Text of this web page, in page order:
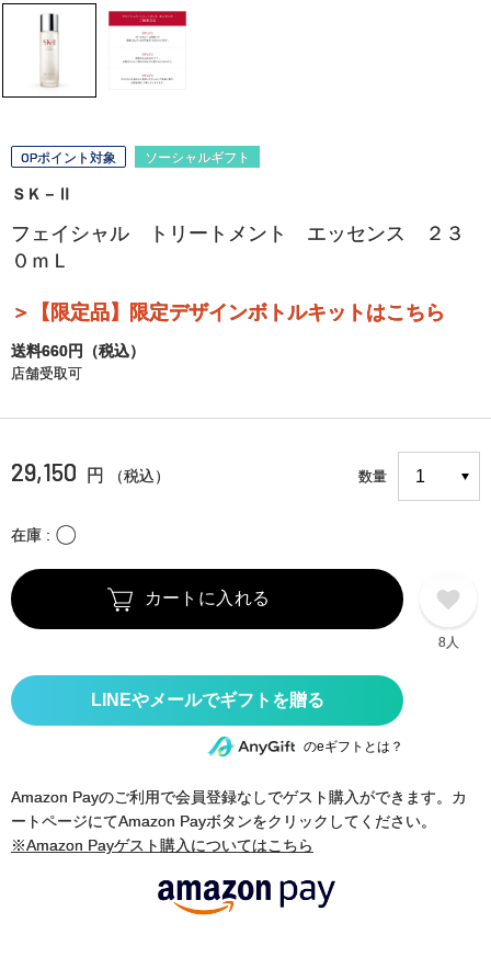
OPポイント対象 ソーシャルギフト
ＳＫ－Ⅱ
フェイシャル トリートメント エッセンス ２３
０ｍＬ
＞【限定品】限定デザインボトルキットはこちら
送料660円（税込）
店舗受取可
29,150 円 （税込） 数量
在庫 〇
カートに入れる
8人
のeギフトとは？
Amazon Payのご利用で会員登録なしでゲスト購入ができます。カ
ートページにてAmazon Payボタンをクリックしてください。
※Amazon Payゲスト購入についてはこちら